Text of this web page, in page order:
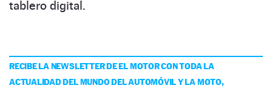
tablero digital.
RECIBE LA NEWSLETTER DE EL MOTOR CON TODA LA
ACTUALIDAD DEL MUNDO DEL AUTOMÓVIL Y LA MOTO,